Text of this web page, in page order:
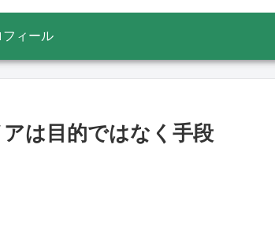
フィール
は目的ではなく手段